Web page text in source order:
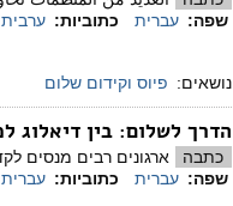
שפה: עברית כתוביות: ערבית
נושאים: פיוס וקידום שלום
הדרך לשלום: בין דיאלוג
כתבה
ארגונים רבים מנסים
שפה: עברית כתוביות: עברית